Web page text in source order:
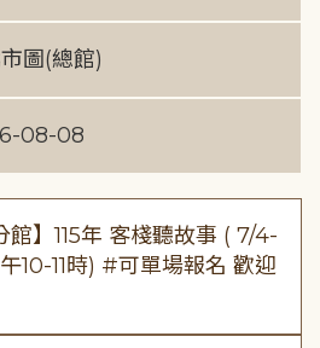
圖(總館)
08-08
館】115年 客棧聽故事 ( 7/4-
10-11時) #可單場報名 歡迎